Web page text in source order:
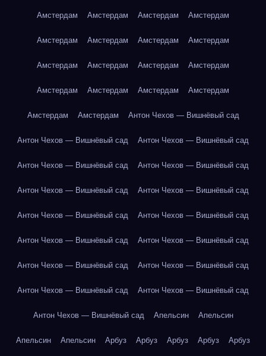
Амстердам Амстердам Амстердам Амстердам
Амстердам Амстердам Амстердам Амстердам
Амстердам Амстердам Амстердам Амстердам
Амстердам Амстердам Амстердам Амстердам
Амстердам Амстердам Антон Чехов — Вишнёвый сад
Антон Чехов — Вишнёвый сад Антон Чехов — Вишнёвый сад
Антон Чехов — Вишнёвый сад Антон Чехов — Вишнёвый сад
Антон Чехов — Вишнёвый сад Антон Чехов — Вишнёвый сад
Антон Чехов — Вишнёвый сад Антон Чехов — Вишнёвый сад
Антон Чехов — Вишнёвый сад Антон Чехов — Вишнёвый сад
Антон Чехов — Вишнёвый сад Антон Чехов — Вишнёвый сад
Антон Чехов — Вишнёвый сад Антон Чехов — Вишнёвый сад
Антон Чехов — Вишнёвый сад Апельсин Апельсин
Апельсин Апельсин Арбуз Арбуз Арбуз Арбуз Арбуз